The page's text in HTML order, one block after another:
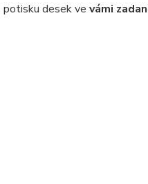
potisku desek ve vámi